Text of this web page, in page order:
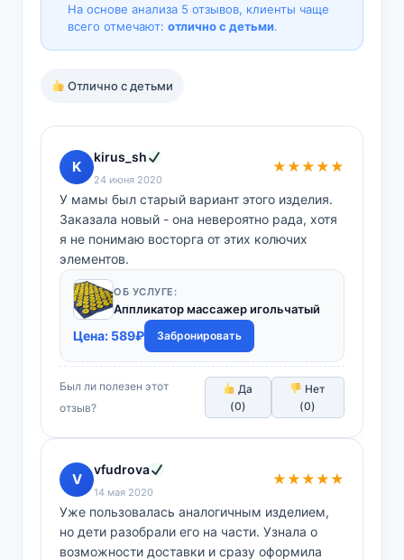
На основе анализа 5 отзывов, клиенты чаще
всего отмечают:отлично с детьми.
Отлично с детьми
K
kirus_sh
24 июня 2020
★★★★★
У мамы был старый вариант этого изделия.
Заказала новый - она невероятно рада, хотя
я не понимаю восторга от этих колючих
элементов.
ОБ УСЛУГЕ:
Аппликатор массажер игольчатый
Цена: 589₽ Забронировать
Был ли полезен этот
отзыв?
Да
(0)
Нет
(0)
V
vfudrova
14 мая 2020
★★★★★
Уже пользовалась аналогичным изделием,
но дети разобрали его на части. Узнала о
возможности доставки и сразу оформила